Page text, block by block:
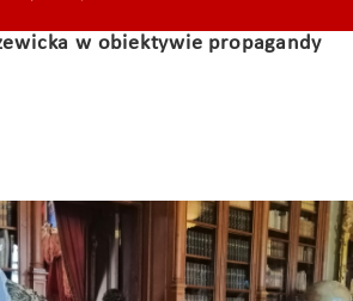
w obiektywie propagandy